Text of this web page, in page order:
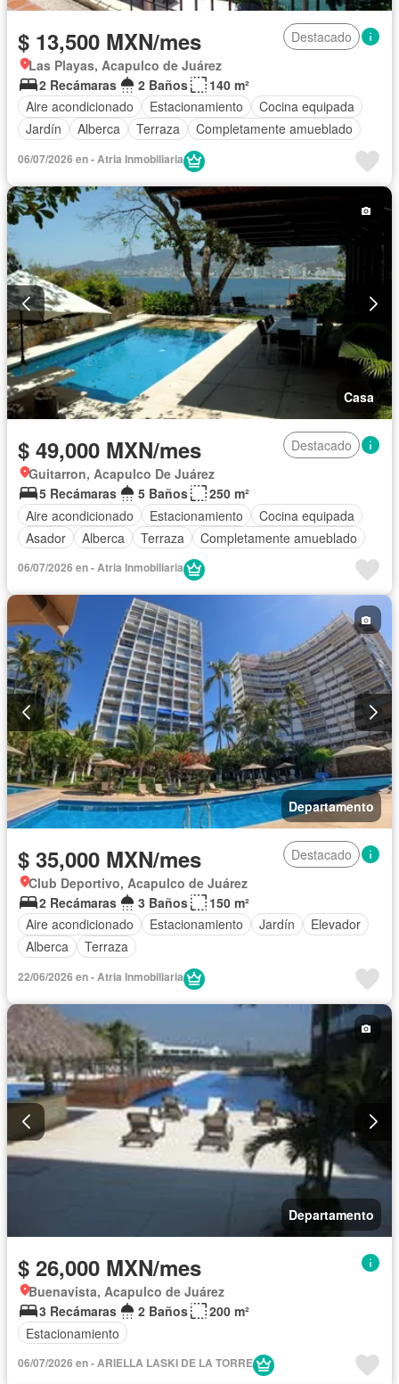
$ 13,500 MXN/mes
Destacado
Las Playas, Acapulco de Juárez
2 Recámaras
2 Baños
140 m²
Aire acondicionado
Estacionamiento
Cocina equipada
Jardín
Alberca Terraza Completamente amueblado
06/07/2026 en - Atria Inmobiliaria
Casa
$ 49,000 MXN/mes
Destacado
Guitarron, Acapulco De Juárez
5 Recámaras
5 Baños
250 m²
Aire acondicionado
Estacionamiento
Cocina equipada
Asador
Alberca Terraza Completamente amueblado
06/07/2026 en - Atria Inmobiliaria
Departamento
$ 35,000 MXN/mes
Destacado
Club Deportivo, Acapulco de Juárez
2 Recámaras
3 Baños
150 m²
Aire acondicionado
Estacionamiento Jardín
Elevador
Alberca
Terraza
22/06/2026 en - Atria Inmobiliaria
Departamento
$ 26,000 MXN/mes
Buenavista, Acapulco de Juárez
3 Recámaras
2 Baños
200 m²
Estacionamiento
06/07/2026 en - ARIELLA LASKI DE LA TORRE